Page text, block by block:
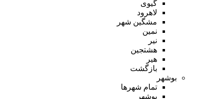
گیوی
لاهرود
مشگین شهر
نمین
نیر
هشتجین
هیر
بازگشت
بوشهر
تمام شهر‌ها
بوشهر